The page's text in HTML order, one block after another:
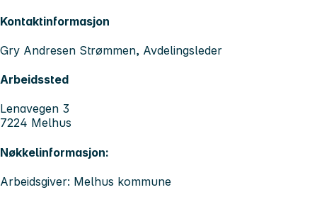
Kontaktinformasjon
Gry Andresen Strømmen, Avdelingsleder
Arbeidssted
Lenavegen 3
7224 Melhus
Nøkkelinformasjon:
Arbeidsgiver: Melhus kommune